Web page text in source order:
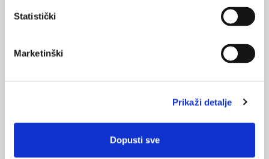
Statistički
Marketinški
Prikaži detalje
Dopusti sve
ponosan na svoja usta”
Svjetski dan oralnog zdravlja (engl. World Oral Health Day,